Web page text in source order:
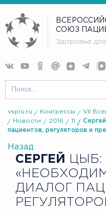
СОЮЗ
Здоровье
vspru.ru Конгрессы
VII
Новости
2016 11
пациентов, регуляторов и
Назад
СЕРГЕЙ
ЦЫБ:
ДИАЛОГ